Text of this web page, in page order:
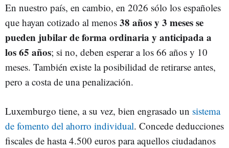
En nuestro país, en cambio, en 2026 sólo los españoles
que hayan cotizado al menos 38 años y 3 meses se
pueden jubilar de forma ordinaria y anticipada a
los 65 años; si no, deben esperar a los 66 años y 10
meses. También existe la posibilidad de retirarse antes,
pero a costa de una penalización.
Luxemburgo tiene, a su vez, bien engrasado un sistema
de fomento del ahorro individual. Concede deducciones
fiscales de hasta 4.500 euros para aquellos ciudadanos